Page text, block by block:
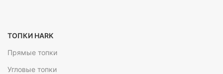
ТОПКИ HARK
Прямые топки
Угловые топки